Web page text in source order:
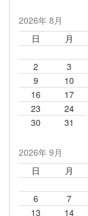
2026年 8月
日
月
2
3
9
10
16
17
23
24
30
31
2026年 9月
日
月
6
7
13
14